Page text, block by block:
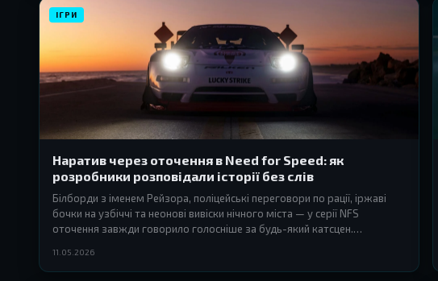
ІГРИ
Наратив через оточення в Need for Speed: як
розробники розповідали історії без слів
Білборди з іменем Рейзора, поліцейські переговори по рації, іржаві
бочки на узбіччі та неонові вивіски нічного міста — у серії NFS
оточення завжди говорило голосніше за будь-який катсцен.
11.05.2026